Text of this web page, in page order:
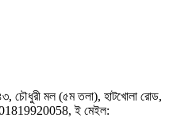
৪৩, চৌধুরী মল (৫ম তলা), হাটখোলা রোড,
01819920058, ই মেইল: